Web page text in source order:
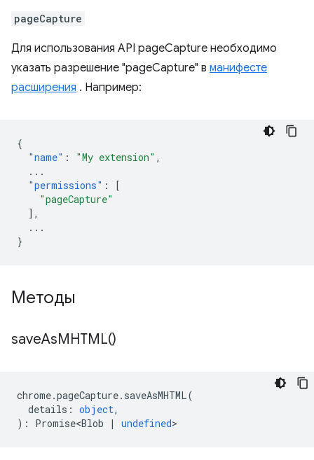
pageCapture
Для использования API pageCapture необходимо
указать разрешение "pageCapture" в манифесте
расширения . Например:
{
"name" : "My extension" ,
...
"permissions" :
[
"pageCapture"
],
...
}
Методы
saveAsMHTML()
chrome.pageCapture. saveAsMHTML(
details : object,
) : Promise<Blob | undefined>